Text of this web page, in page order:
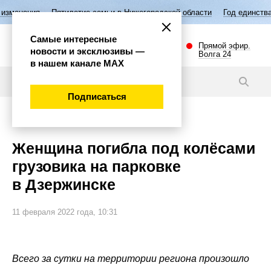
семьи в Нижегородской области Год единства народов России
Прямой эфир.
Волга 24
Женщина погибла под колёсами
грузовика на парковке
в Дзержинске
11 февраля 2022 года, 10:31
Всего за сутки на территории региона произошло
Самые интересные
новости и эксклюзивы —
в нашем канале МАХ
Подписаться